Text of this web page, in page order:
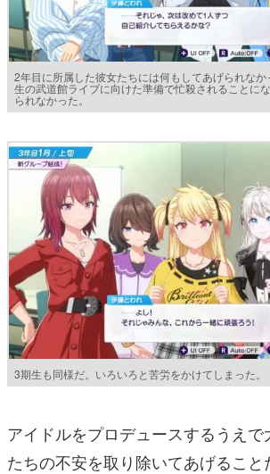
2年目に所属した彼女たちには何もしてあげられな
生の武道館ライブに向けた準備で忙殺されることに
られなかった。
3期生も同様だ。いろいろと苦労をかけてしまった。
アイドルをプロデュースするうえ
たちの不安を取り除いてあげること